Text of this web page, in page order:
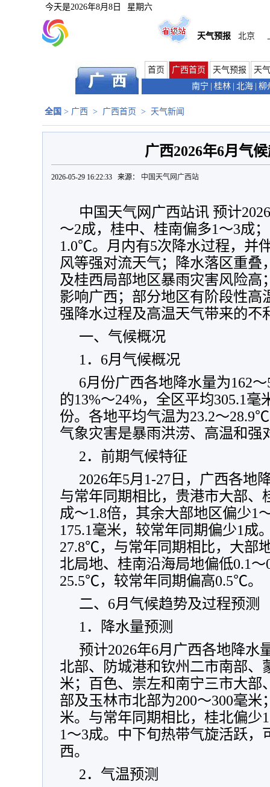
今天是2026年8月8日 星期六
天气预报 北京
首页 广西首页 天气预报
天
南宁
桂林 北海 柳
全国 > 广西 > 广西首页 > 天气新闻
广西2026年6月气
2026-05-29 16:22:33 来源： 中国天气网广西站
中国天气网广西站讯 预计
～2成，桂中、桂南偏多1～3成
1.0℃。月内有5次降水过程，并
风等强对流天气；降水落区重叠
及桂西局部地区暴雨灾害风险高
影响广西；部分地区有阶段性高
强降水过程及高温天气带来的不
一、气候概况
1．6月气候概况
6月份广西各地降水量为162
的13%～24%，全区平均305.1
份。各地平均气温为23.2～
气象灾害是暴雨洪涝、高温和强
2．前期气候特征
2026年5月1-27日，广西各地
与常年同期相比，贵港市大部、
成～1.8倍，其余大部地区偏少1
175.1毫米，较常年同期偏少1成
27.8℃，与常年同期相比，大部
北局地、桂南沿海局地偏低0.1
25.5℃，较常年同期偏高0.5℃。
二、6月气候趋势及过程预测
1．降水量预测
预计2026年6月广西各地降水
北部、防城港和钦州二市南部、
米；百色、崇左和南宁三市大部
部及玉林市北部为200～300毫米
米。与常年同期相比，桂北偏少
1～3成。中下旬热带气旋活跃，
西。
2．气温预测